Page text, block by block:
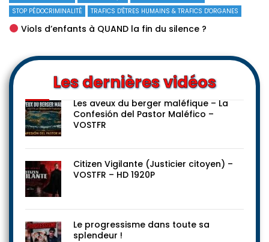
STOP PÉDOCRIMINALITÉ
TRAFICS D'ÊTRES HUMAINS & TRAFICS D'ORGANES
Viols d’enfants à QUAND la fin du silence ?
Les dernières vidéos
Les aveux du berger maléfique – La
Confesión del Pastor Maléfico –
VOSTFR
Citizen Vigilante (Justicier citoyen) –
VOSTFR – HD 1920P
Le progressisme dans toute sa
splendeur !